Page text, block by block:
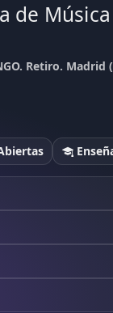
Música
Retiro.